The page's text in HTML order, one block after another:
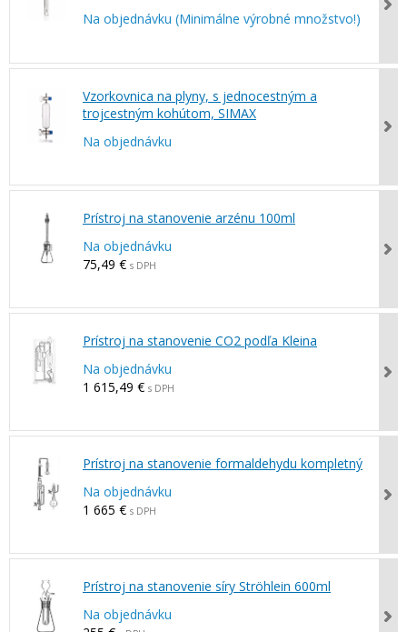
Na objednávku (Minimálne výrobné množstvo!)
Vzorkovnica na plyny, s jednocestným a
trojcestným kohútom, SIMAX
Na objednávku
Prístroj na stanovenie arzénu 100ml
Na objednávku
75,49 € s DPH
Prístroj na stanovenie CO2 podľa Kleina
Na objednávku
1 615,49 € s DPH
Prístroj na stanovenie formaldehydu kompletný
Na objednávku
1 665 € s DPH
Prístroj na stanovenie síry Ströhlein 600ml
Na objednávku